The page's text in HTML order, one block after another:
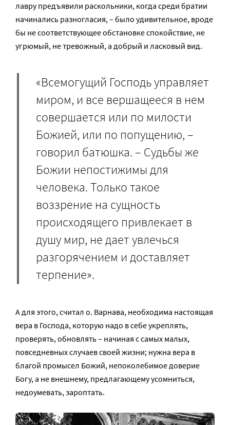
лавру предъявили раскольники, когда среди братии
начинались разногласия, – было удивительное, вроде
бы не соответствующее обстановке спокойствие, не
угрюмый, не тревожный, а добрый и ласковый вид.
«Всемогущий Господь управляет
миром, и все вершащееся в нем
совершается или по милости
Божией, или по попущению, –
говорил батюшка. – Судьбы же
Божии непостижимы для
человека. Только такое
воззрение на сущность
происходящего привлекает в
душу мир, не дает увлечься
разгорячением и доставляет
терпение».
А для этого, считал о. Варнава, необходима настоящая
вера в Господа, которую надо в себе укреплять,
проверять, обновлять – начиная с самых малых,
повседневных случаев своей жизни; нужна вера в
благой промысел Божий, непоколебимое доверие
Богу, а не внешнему, предлагающему усомниться,
недоумевать, зароптать.